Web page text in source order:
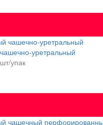
уретральный
упак